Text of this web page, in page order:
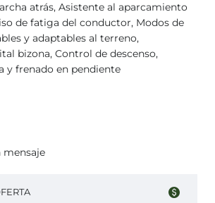
atrás, Asistente al aparcamiento
de fatiga del conductor, Modos de
y adaptables al terreno,
bizona, Control de descenso,
y frenado en pendiente
mensaje